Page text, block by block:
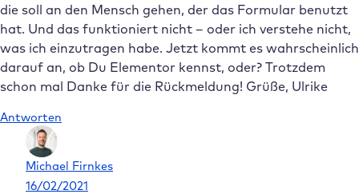
die soll an den Mensch gehen, der das Formular benutzt
hat. Und das funktioniert nicht – oder ich verstehe nicht,
was ich einzutragen habe. Jetzt kommt es wahrscheinlich
darauf an, ob Du Elementor kennst, oder? Trotzdem
schon mal Danke für die Rückmeldung! Grüße, Ulrike
Antworten
Michael Firnkes
16/02/2021